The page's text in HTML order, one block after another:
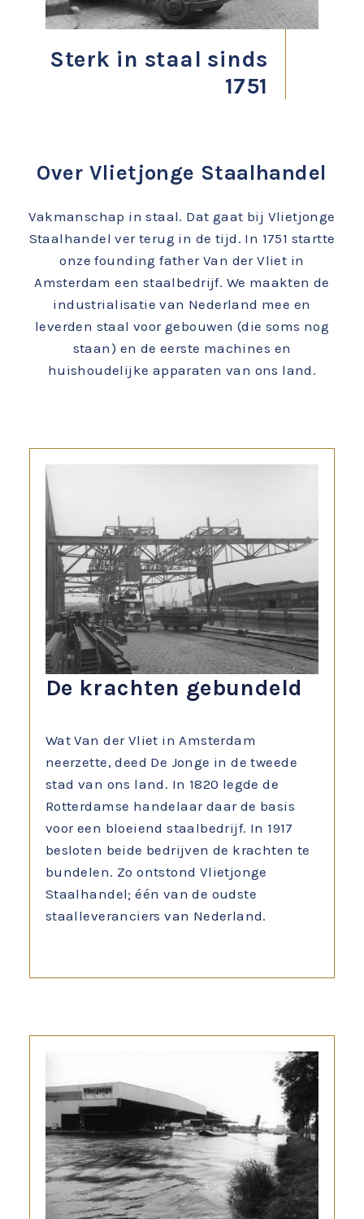
Sterk in staal sinds
1751
Over Vlietjonge Staalhandel
Vakmanschap in staal. Dat gaat bij Vlietjonge
Staalhandel ver terug in de tijd. In 1751 startte
onze founding father Van der Vliet in
Amsterdam een staalbedrijf. We maakten de
industrialisatie van Nederland mee en
leverden staal voor gebouwen (die soms nog
staan) en de eerste machines en
huishoudelijke apparaten van ons land.
De krachten gebundeld
Wat Van der Vliet in Amsterdam
neerzette, deed De Jonge in de tweede
stad van ons land. In 1820 legde de
Rotterdamse handelaar daar de basis
voor een bloeiend staalbedrijf. In 1917
besloten beide bedrijven de krachten te
bundelen. Zo ontstond Vlietjonge
Staalhandel; één van de oudste
staalleveranciers van Nederland.